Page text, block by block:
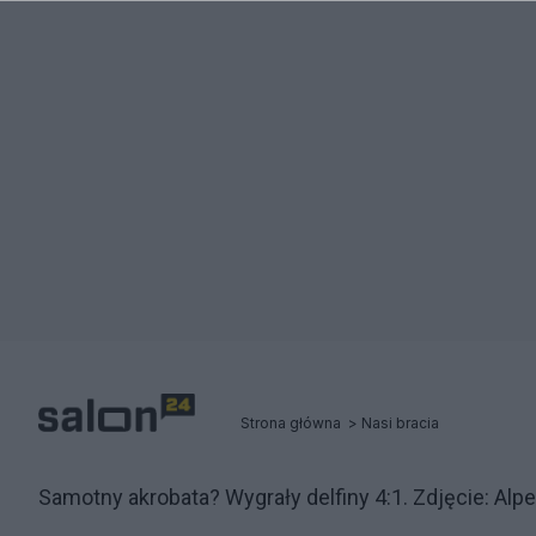
Strona główna Nasi bracia
Samotny akrobata? Wygrały delfiny 4:1. Zdjęcie: